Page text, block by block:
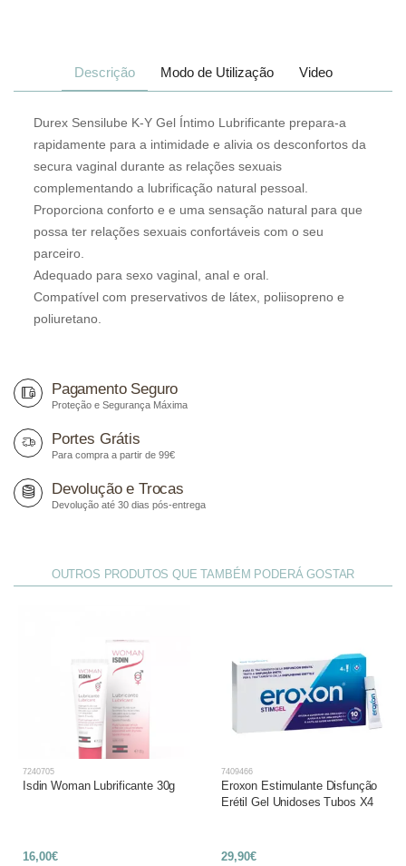
Descrição Modo de Utilização Video
Durex Sensilube K-Y Gel Íntimo Lubrificante prepara-a
rapidamente para a intimidade e alivia os desconfortos da
secura vaginal durante as relações sexuais
complementando a lubrificação natural pessoal.
Proporciona conforto e e uma sensação natural para que
possa ter relações sexuais confortáveis com o seu
parceiro.
Adequado para sexo vaginal, anal e oral.
Compatível com preservativos de látex, poliisopreno e
poliuretano.
Pagamento Seguro
Proteção e Segurança Máxima
Portes Grátis
Para compra a partir de 99€
Devolução e Trocas
Devolução até 30 dias pós-entrega
OUTROS PRODUTOS QUE TAMBÉM PODERÁ GOSTAR
7240705
Isdin Woman Lubrificante 30g
16,00€
7409466
Eroxon Estimulante Disfunção
Erétil Gel Unidoses Tubos X4
29,90€